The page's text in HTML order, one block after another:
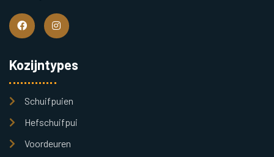
Kozijntypes
Schuifpuien
Hefschuifpui
Voordeuren